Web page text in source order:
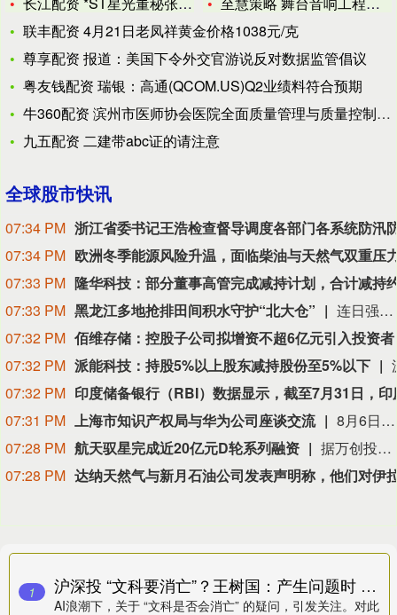
联丰配资 4月21日老凤祥黄金价格1038元/克
尊享配资 报道：美国下令外交官游说反对数据监管倡议
粤友钱配资 瑞银：高通(QCOM.US)Q2业绩料符合预期
牛360配资 滨州市医师协会医院全面质量管理与质量控制系列会
九五配资 二建带abc证的请注意
全球股市快讯
07:34 PM
07:34 PM
07:33 PM
07:33 PM 黑龙江多地抢排田间积水守护“北大仓”
连日强降雨导致黑龙江部分低洼农田出现积水，全省各地采取大功率设备强排、疏通田间渠系、封堵倒灌点、完善排水沟网等措施，加快排出田间积水，为农作物恢复生长争取时间。在哈尔滨市延寿县加信镇同德村利民屯，部分稻田受持续来水影响积水较深。哈尔滨水务发展建设集团提供的抢险记录显示，8月2日15时起，一辆大排量排水泵车驶上临时加固的坝体，4台水泵陆续启动，将低洼稻田里的积水向附近泄洪区域抽排。抢险队伍此前已在延寿县城区、小区地库、道路和水库等多个点位连续排涝。（新华社）
07:32 PM 佰维存储：控股子公司拟增资不超6亿元引入投资者
07:32 PM 派能科技：持股5%以上股东减持股份至5%以下
07:32 PM
07:31 PM 上海市知识产权局与华为公司座谈交流
8月6日，上海市知识产权局局长朱启高与来访的华为公司中国区许可总经理王斌座谈交流知识产权工作。余晨副局长参加座谈。座谈中，王斌介绍了华为整体知识产权布局、标准必要专利许可业务推进情况，并就有关知识产权建议作了交流。朱启高指出，上海将持续聚焦先导产业创新发展需求，统筹强化全链条知识产权保护与运用，为创新主体营造良好的创新环境。余晨介绍了上海知识产权整体工作推进情况，就华为关心的知识产权问题进行了回应。
07:28 PM 航天驭星完成近20亿元D轮系列融资
据万创投行，近日，商业航天测运控与在轨服务综合方案提供商航天驭星正式宣布完成D轮、D+轮及D++轮系列融资，累计融资金额近20亿元，由红杉中国、前海方舟、联通战新、紫金矿业、中保投、上汽集团、五粮液、纳思达、普华资本、小苗朗程、赛纳资本、华安嘉业、金研资本等一众知名产业资本与头部机构参与。截至目前，航天驭星已建成包含60余套地面站在内的全球化卫星地面站网和综合定标场，累计服务的卫星、火箭数量达684颗。
07:28 PM
1 沪深投 “文科要消亡”？王树国：产生问题时 真正发挥作用的还是人文社科
AI浪潮下，关于 “文科是否会消亡” 的疑问，引发关注。对此